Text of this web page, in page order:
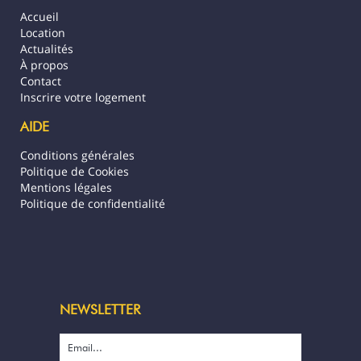
Accueil
Location
Actualités
À propos
Contact
Inscrire votre logement
AIDE
Conditions générales
Politique de Cookies
Mentions légales
Politique de confidentialité
NEWSLETTER